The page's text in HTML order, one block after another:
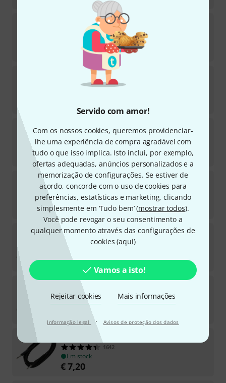
Servido com amor!
Com os nossos cookies, queremos providenciar-
lhe uma experiência de compra agradável com
tudo o que isso implica. Isto inclui, por exemplo,
ofertas adequadas, anúncios personalizados e a
memorização de configurações. Se estiver de
acordo, concorde com o uso de cookies para
preferências, estatísticas e marketing, clicando
simplesmente em ‘Tudo bem’ (mostrar todos).
Você pode revogar o seu consentimento a
qualquer momento através das configurações de
cookies (aqui)
Vamos a isto!
Rejeitar cookies Mais informações
Informação legal · Avisos de proteção dos dados
the sssnakeSPP2050
774
Em stock
4,90
the sssnakeSK369S-03 Patchcable
749
the sssnake DD1120
Em stock
€14,90
the sssnake SPR2030
1175
Em stock
€5,30
the sssnakeSPP2030
1238
Em stock
€3,90
the sssnake
Em stock
GKP6
1642
Em stock
€7,20